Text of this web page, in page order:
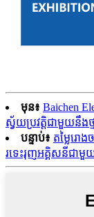
មុន៖ Baichen
ស្វ័យប្រវត្តិជាមួយនឹង
បន្ទាប់៖ តម្លៃរោ
រទេះរុញអគ្គិសនីជាមួ